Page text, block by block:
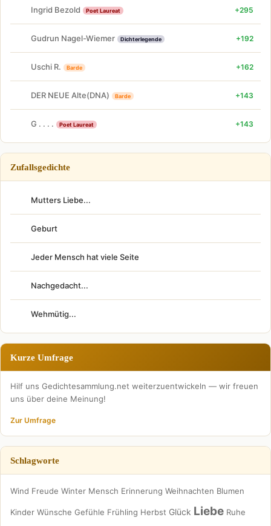
Ingrid Bezold Poet Laureat +295
Gudrun Nagel-Wiemer Dichterlegende +192
Uschi R. Barde +162
DER NEUE Alte(DNA) Barde +143
G . . . . Poet Laureat +143
Zufallsgedichte
Mutters Liebe...
Geburt
Jeder Mensch hat viele Seite
Nachgedacht...
Wehmütig...
Kurze Umfrage
Hilf uns Gedichtesammlung.net weiterzuentwickeln — wir freuen
uns über deine Meinung!
Zur Umfrage
Schlagworte
Wind Freude Winter Mensch Erinnerung Weihnachten Blumen
Kinder Wünsche Gefühle Frühling Herbst Glück Liebe Ruhe